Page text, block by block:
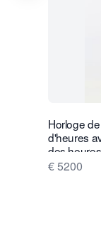
Horloge
d'heures
des heures.
€ 5200